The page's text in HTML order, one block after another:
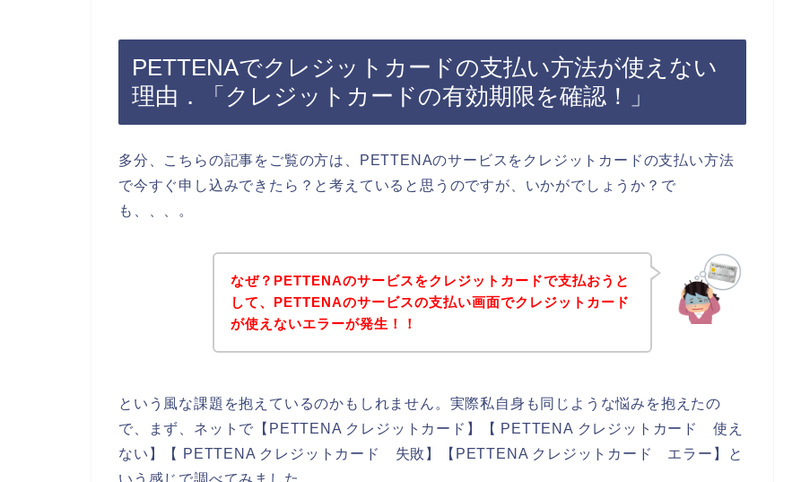
PETTENAでクレジットカードの支払い方法が使えない
理由．「クレジットカードの有効期限を確認！」
多分、こちらの記事をご覧の方は、PETTENAのサービスをクレジットカードの支払い方法
で今すぐ申し込みできたら？と考えていると思うのですが、いかがでしょうか？で
も、、、。
なぜ？PETTENAのサービスをクレジットカードで支払おうと
して、PETTENAのサービスの支払い画面でクレジットカード
が使えないエラーが発生！！
という風な課題を抱えているのかもしれません。実際私自身も同じような悩みを抱えたの
で、まず、ネットで【PETTENA クレジットカード】【 PETTENA クレジットカード 使え
ない】【 PETTENA クレジットカード 失敗】【PETTENA クレジットカード エラー】と